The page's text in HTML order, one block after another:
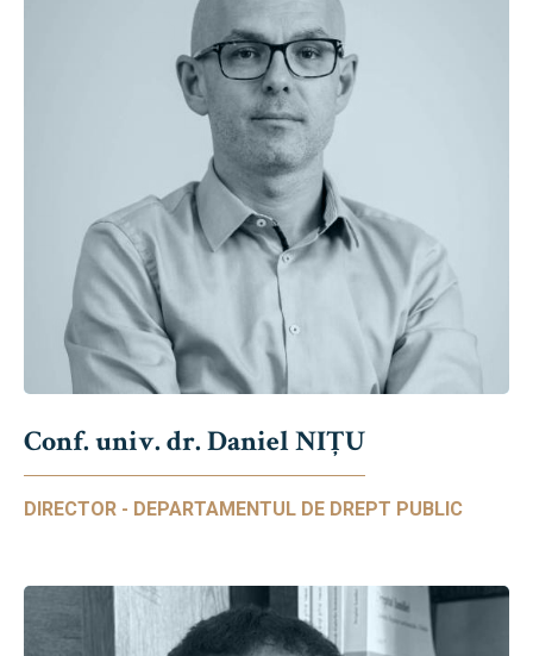
Conf. univ. dr. Daniel NIŢU
DIRECTOR - DEPARTAMENTUL DE DREPT PUBLIC